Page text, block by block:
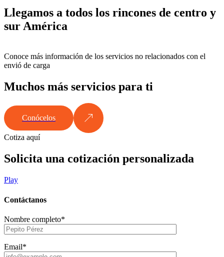
Llegamos a todos los rincones de centro y
sur América
Conoce más información de los servicios no relacionados con el
envió de carga
Muchos más servicios para ti
Conócelos
Cotiza aquí
Solicita una cotización personalizada
Play
Contáctanos
Nombre completo*
Email*